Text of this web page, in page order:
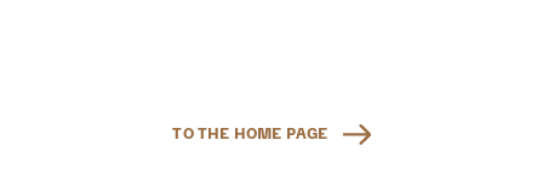
TO THE HOME PAGE